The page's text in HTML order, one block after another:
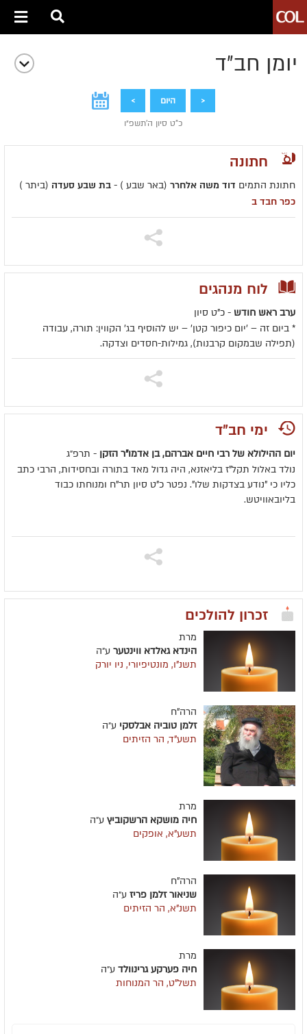
יומן חב״ד
< היום >
כ"ט סיון ה׳תשפ״ו
חתונה
חתונת התמים דוד משה אלחרר (באר שבע ) - בת שבע סעדה (ביתר )
כפר חבד ב
לוח מנהגים
ערב ראש חודש - כ"ט סיון
* ביום זה – 'יום כיפור קטן' – יש להוסיף בג' הקווין: תורה, עבודה
(תפילה שבמקום קרבנות), גמילות-חסדים וצדקה.
ימי חב"ד
יום ההילולא של רבי חיים אברהם, בן אדמו"ר הזקן - תרפ״ג
נולד באלול תקל"ז בליאזנא, היה גדול מאד בתורה ובחסידות, הרבי כתב
כליו כי "נודע בצדקות שלו". נפטר כ"ט סיון תר"ח ומנוחתו כבוד
בליובאוויטש.
זכרון להולכים
מרת
הינדא גאלדא ווינטער ע״ה
תשנ"ו, מונטיפיורי, ניו יורק
הרה"ח
זלמן טוביה אבלסקי ע״ה
תשע"ד, הר הזיתים
מרת
חיה מושקא הרשקוביץ ע״ה
תשע"א, אופקים
הרה"ח
שניאור זלמן פריז ע״ה
תשנ"א, הר הזיתים
מרת
חיה פערקע גרינוולד ע״ה
תשל"ט, הר המנוחות